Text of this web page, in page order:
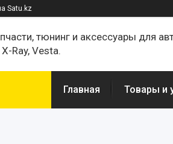
Satu.kz
тюнинг и аксессуары для
Ray, Vesta.
Главная Товары и